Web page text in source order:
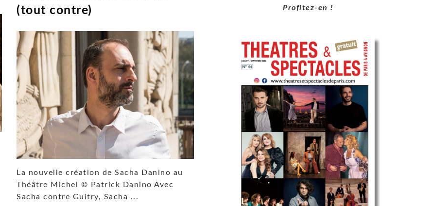
(tout contre)
La nouvelle création de Sacha Danino au
Théâtre Michel © Patrick Danino Avec
Sacha contre Guitry, Sacha ...
Profitez-en !